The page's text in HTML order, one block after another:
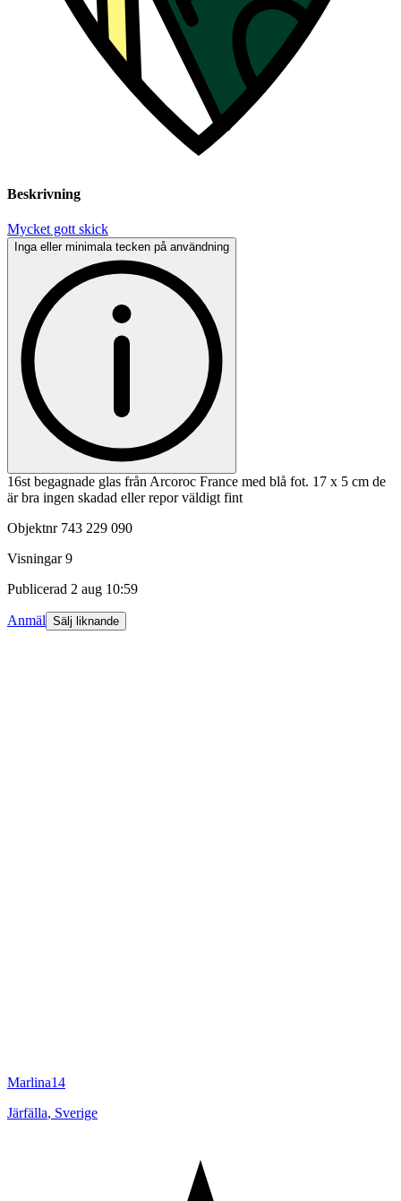
Beskrivning
Mycket gott skick
Inga eller minimala tecken på användning
16st begagnade glas från Arcoroc France med blå fot. 17 x 5 cm de
är bra ingen skadad eller repor väldigt fint
Objektnr 743 229 090
Visningar 9
Publicerad 2 aug 10:59
Anmäl Sälj liknande
Marlina14
Järfälla, Sverige